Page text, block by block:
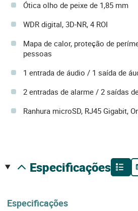
Ótica olho de peixe de 1,85 mm
WDR digital, 3D-NR, 4 ROI
Mapa de calor, proteção de
pessoas
1 entrada de áudio / 1 saída de
2 entradas de alarme / 2 saídas
Ranhura microSD, RJ45 Gigabit,
especificações
Especificações